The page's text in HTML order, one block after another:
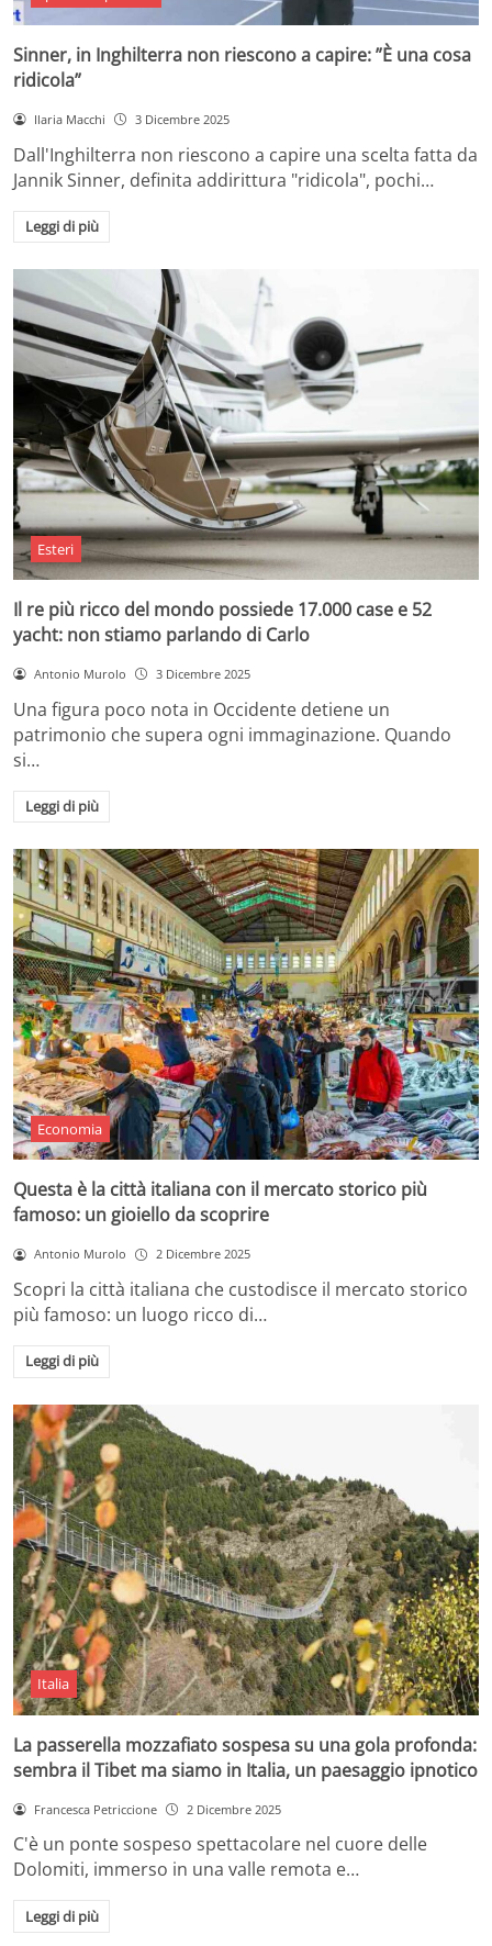
Sinner, in Inghilterra non riescono a capire: ”È una cosa
ridicola”
Ilaria Macchi 3 Dicembre 2025
Dall'Inghilterra non riescono a capire una scelta fatta da
Jannik Sinner, definita addirittura "ridicola", pochi…
Leggi di più
Esteri
Il re più ricco del mondo possiede 17.000 case e 52
yacht: non stiamo parlando di Carlo
Antonio Murolo 3 Dicembre 2025
Una figura poco nota in Occidente detiene un
patrimonio che supera ogni immaginazione. Quando
si…
Leggi di più
Economia
Questa è la città italiana con il mercato storico più
famoso: un gioiello da scoprire
Antonio Murolo 2 Dicembre 2025
Scopri la città italiana che custodisce il mercato storico
più famoso: un luogo ricco di…
Leggi di più
Italia
La passerella mozzafiato sospesa su una gola profonda:
sembra il Tibet ma siamo in Italia, un paesaggio ipnotico
Francesca Petriccione 2 Dicembre 2025
C'è un ponte sospeso spettacolare nel cuore delle
Dolomiti, immerso in una valle remota e…
Leggi di più